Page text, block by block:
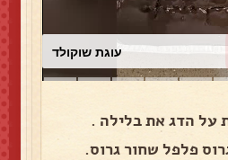
עוגת שוקולד
על הדג את בלילה .
פלפל שחור גרוס.